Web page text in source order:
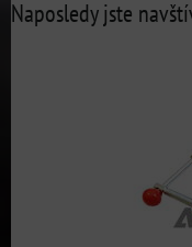
Naposledy jste